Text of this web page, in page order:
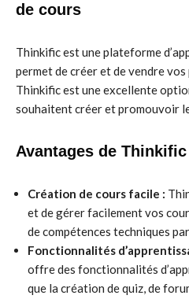
de cours
Thinkific est une plateforme
permet de créer et de vendre
Thinkific est une excellente
souhaitent créer et promouvoir
Avantages de Thinkific
Création de cours facile :
et de gérer facilement vos
de compétences techniques
Fonctionnalités
offre des fonctionnalités
que la création de quiz, de